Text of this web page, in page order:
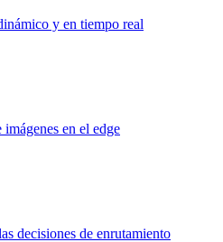
y en tiempo real
en el edge
decisiones de enrutamiento